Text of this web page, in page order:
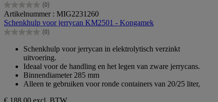
(0)
0.0
van
de
5
Artikelnummer : MIG2231260
Schenkhulp voor jerrycan KM2501 - Kongamek
(0)
0.0
sterren.
Schenkhulp voor jerrycan in elektrolytisch verzinkt
uitvoering.
Ideaal voor de handling en het legen van zware jerrycans.
Binnendiameter 285 mm
Alleen te gebruiken voor ronde containers van 20/25 liter,
€ 188,00 excl. BTW